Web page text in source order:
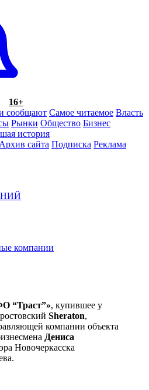
16+
сообщают Самое читаемое Власть
Рынки Общество Бизнес
история
Архив сайта Подписка Реклама
компании
“Траст”», купившее у
Sheraton,
компании объекта
Дениса
Новочеркасска